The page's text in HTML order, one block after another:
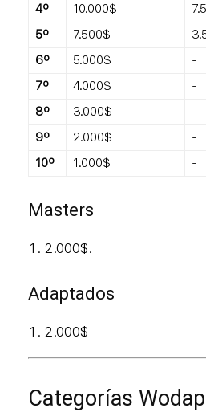
4º
10.000$
5º
7.500$
6º
5.000$
-
7º
4.000$
-
8º
3.000$
-
9º
2.000$
-
10º
1.000$ -
Masters
2.000$.
Adaptados
2.000$
Categorías